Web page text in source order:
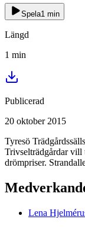
Spela1 min
Längd
1 min
Publicerad
20 oktober 2015
Tyresö
Trivselträdgårdar vill
drömpriser.
Lena